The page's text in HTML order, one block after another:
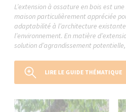
L’extension à ossature en bois est
maison particulièrement appréciée
adaptabilité à l’architecture
l’environnement. En matière
solution d’agrandissement
LIRE LE GUIDE THÉMATIQUE